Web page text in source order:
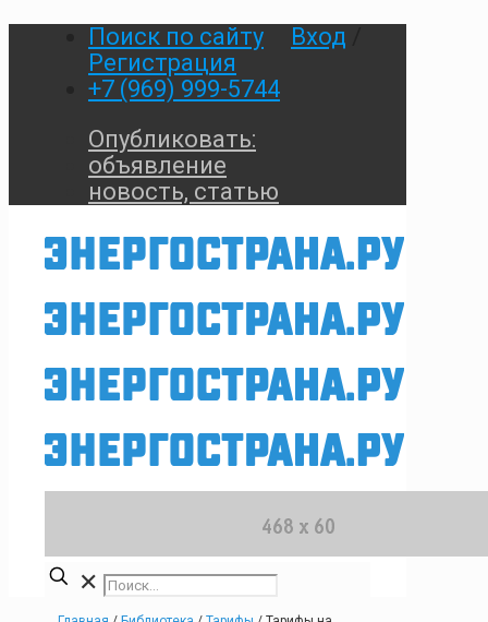
Поиск по сайту Вход
Регистрация
+7 (969) 999-5744
Опубликовать:
объявление
новость, статью
✕